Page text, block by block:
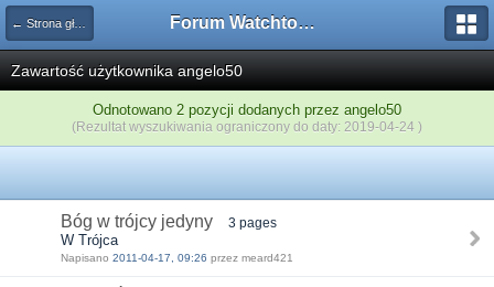
← Strona główna Forum Watchtower
Zawartość użytkownika angelo50
Odnotowano 2 pozycji dodanych przez angelo50
(Rezultat wyszukiwania ograniczony do daty: 2019-04-24 )
Bóg w trójcy jedyny 3 pages
W Trójca
Napisano 2011-04-17, 09:26 przez meard421